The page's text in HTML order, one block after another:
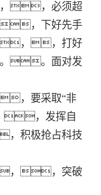
，必须超
，下好先手
，，打好
。面对发
要采取“非
，发挥自
积极抢占科技
，突破